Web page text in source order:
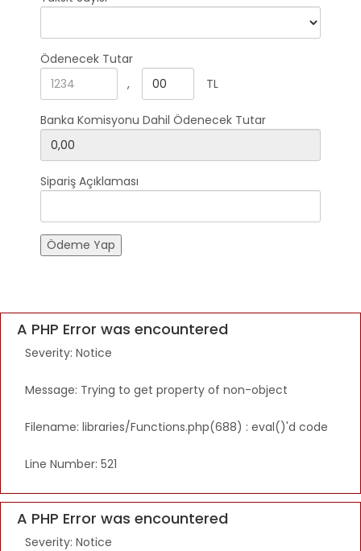
Ödenecek Tutar
,
TL
Banka Komisyonu Dahil Ödenecek Tutar
Sipariş Açıklaması
Ödeme Yap
A PHP Error was encountered
Severity: Notice
Message: Trying to get property of non-object
Filename: libraries/Functions.php(688) : eval()'d code
Line Number: 521
A PHP Error was encountered
Severity: Notice